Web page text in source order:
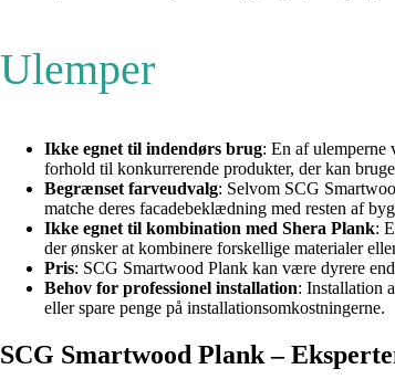
Ulemper
Ikke egnet til indendørs brug: En af ulemperne
forhold til konkurrerende produkter, der kan
Begrænset farveudvalg: Selvom SCG
matche deres facadebeklædning med resten af
Ikke egnet til kombination med Shera Plank:
der ønsker at kombinere forskellige materialer
Pris: SCG Smartwood Plank kan være dyrere
Behov for professionel installation: Installation
eller spare penge på installationsomkostningerne.
SCG Smartwood Plank –